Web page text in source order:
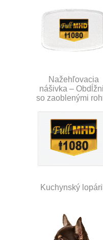
Nažehľovacia
nášivka –
so zaoblenými
Kuchynský